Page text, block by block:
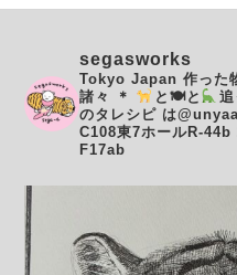
segasworks
Tokyo Japan 作った
諸々
＊ と🍽と
のタレシピ は
C108東7ホールR-44b
F17ab